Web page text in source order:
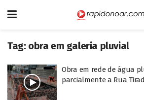
Tag: obra em galeria pluvial
Obra em rede de água
parcialmente a Rua